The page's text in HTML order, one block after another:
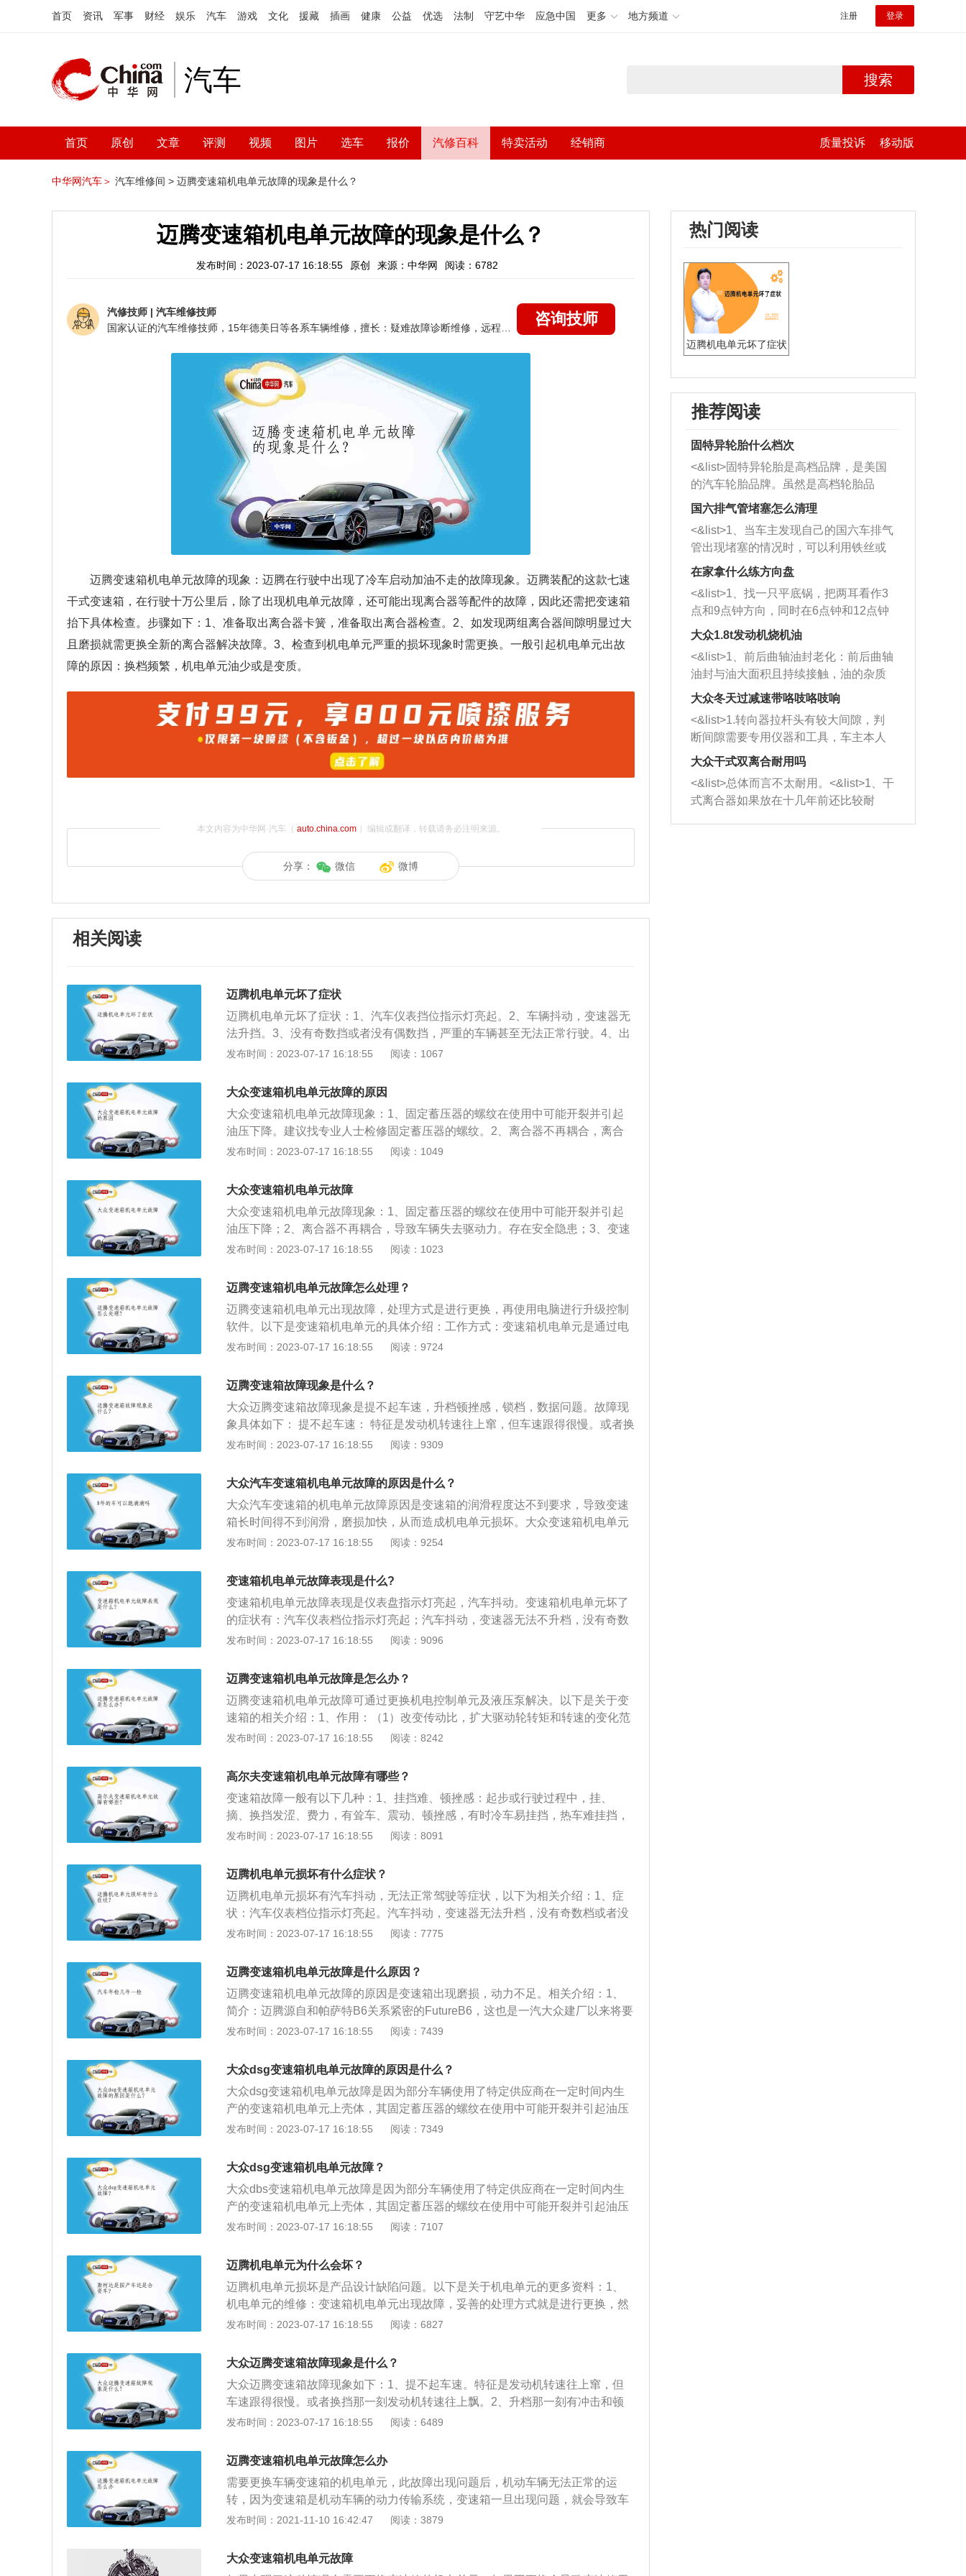
首页 资讯 军事 财经 娱乐 汽车 游戏 文化 援藏 插画 健康 公益 优选 法制 守艺中华 应急中国 更多 地方频道 注册 登录
汽车 搜索
首页 原创 文章 评测 视频 图片 选车 报价 汽修百科 特卖活动 经销商 质量投诉 移动版
中华网汽车＞ 汽车维修间 > 迈腾变速箱机电单元故障的现象是什么？
迈腾变速箱机电单元故障的现象是什么？
发布时间：2023-07-17 16:18:55 原创 来源：中华网 阅读：6782
汽修技师 | 汽车维修技师
咨询技师
迈腾变速箱机电单元故障的现象：迈腾在行驶中出现了冷车启动加油不走的故障现象。迈腾装配的这款七速
干式变速箱，在行驶十万公里后，除了出现机电单元故障，还可能出现离合器等配件的故障，因此还需把变速箱
抬下具体检查。步骤如下：1、准备取出离合器卡簧，准备取出离合器检查。2、如发现两组离合器间隙明显过大
且磨损就需更换全新的离合器解决故障。3、检查到机电单元严重的损坏现象时需更换。一般引起机电单元出故
障的原因：换档频繁，机电单元油少或是变质。
本文内容为中华网·汽车（ auto.china.com）编辑或翻译，转载请务必注明来源。
分享： 微信 微博
相关阅读
迈腾机电单元坏了症状
迈腾机电单元坏了症状：1、汽车仪表挡位指示灯亮起。2、车辆抖动，变速器无
法升挡。3、没有奇数挡或者没有偶数挡，严重的车辆甚至无法正常行驶。4、出
现无法挂接挡位等故障码。5、挂挡不走，部分档位缺失。6、无法挂入倒挡。机
更加的平稳，同时也能够更加的节省车辆燃油。我们只要在日常使用中对变速箱
多加以保护，在使用过程中规范使用，那么在整个车辆的使用过程中不仅仅是对
变速箱的寿命增加，而且也可以使机电单元的磨损减少。
发布时间：2023-07-17 16:18:55 阅读：1067
大众变速箱机电单元故障的原因
大众变速箱机电单元故障现象：1、固定蓄压器的螺纹在使用中可能开裂并引起
油压下降。建议找专业人士检修固定蓄压器的螺纹。2、离合器不再耦合，离合
器有一个圆盘。这个圆盘固定在发动机的飞轮压盘上。碟形弹簧负责压紧离合器
去驱动力，存在安全隐患。建议检修离合器。3、变速器没有单数或二数级。建
议检修变速器。4、仪表板上出现了变速器的各种故障代码。建议到4s店排除变
速器故障码。机电单元是操纵全自动变速箱一切正常运转的主要构件之一，机电
单元依靠继电器进而操纵自动变速箱工作中的全过程。机电单元键入电源电路接
纳感应器和其他设备键入的数据信号，随后对数据信号开展过虑解决和变大，再
干的，一种是湿的。干式双离合传动装置的离合器片不会浸在传动油中，而湿式
双离合传动装置的离合器片则浸在传动油中。干式双离合变速箱具有更高的换挡
速度和更高的挡位。湿式双离合器传动系统能够承受较大的转矩，这种传动系统
发布时间：2023-07-17 16:18:55 阅读：1049
大众变速箱机电单元故障
大众变速箱机电单元故障现象：1、固定蓄压器的螺纹在使用中可能开裂并引起
油压下降；2、离合器不再耦合，导致车辆失去驱动力。存在安全隐患；3、变速
器没有单数或二数级；4、仪表板上发生了变速器的各种故障代码。这些现象都
的修理效果。机电单元是操纵全自动变速箱一切正常运转的主要构件之一，机电
单元依靠继电器进而操纵自动变速箱工作中的全过程。机电单元键入电源电路接
纳感应器和其他设备键入的数据信号，随后对数据信号开展过虑解决和变大，再
转化成电子信号推动操纵的继电器工作中。
发布时间：2023-07-17 16:18:55 阅读：1023
迈腾变速箱机电单元故障怎么处理？
迈腾变速箱机电单元出现故障，处理方式是进行更换，再使用电脑进行升级控制
软件。以下是变速箱机电单元的具体介绍：工作方式：变速箱机电单元是通过电
磁阀来进行控制自动变速箱工作的一个过程，通过机电单元来进行输入电路，连
杂质然后进行放大。再转换成电信号驱动，给予电控阀工作。功能作用：使用机
电单元进行控制，能够精密的控制电磁阀，从而让变速箱更好更精准地进行工
作。让车辆行驶更加的平稳，同时也能够更加的节省车辆燃油。机电单元能够进
行连接系统，完整地实现电子换挡。拆掉变速箱的油底壳之后，能够看到机电单
元。在机电单元下方有铝制阀体，同时在内部有着圆柱形的柱塞。在阀体上拥有
发布时间：2023-07-17 16:18:55 阅读：9724
迈腾变速箱故障现象是什么？
大众迈腾变速箱故障现象是提不起车速，升档顿挫感，锁档，数据问题。故障现
象具体如下： 提不起车速： 特征是发动机转速往上窜，但车速跟得很慢。或者换
挡那一刻发动机转速往上飘。 升档有顿挫感： 升档那一刻有冲击和顿挫感。就是
往下沉，然后随着油门，又会重新拉起来。如果这时候发生冲击，也是变速箱的
问题。 锁档： 进入保护模式，变速箱在产生故障后，电脑就能检测到。越是高端
的汽车，电脑的检测能力越强，这时电脑就会把变速箱锁在三档或四档。
发布时间：2023-07-17 16:18:55 阅读：9309
大众汽车变速箱机电单元故障的原因是什么？
大众汽车变速箱的机电单元故障原因是变速箱的润滑程度达不到要求，导致变速
箱长时间得不到润滑，磨损加快，从而造成机电单元损坏。大众变速箱机电单元
故障现象一般有仪表档位故障灯亮起；变速箱没有奇数档或者偶数档；仪表出现
进行直接更换整个机电单元。机电单元的重要性：机电单元是控制自动变速箱正
常运作的重要部件之一，机电单元借助电磁阀从而控制自动变速器工作的过程。
机电单元输入电路接受传感器和其它装置输入的信号，然后对信号进行过滤处理
和放大，再转换成电信号驱动被控的电磁阀工作。如果出现故障则会导致变速箱
无法正常运作，会在日常驾驶中造成不便。机电单元的寿命一般在3年-4年，7万
长机电单元的寿命。
发布时间：2023-07-17 16:18:55 阅读：9254
变速箱机电单元故障表现是什么?
变速箱机电单元故障表现是仪表盘指示灯亮起，汽车抖动。变速箱机电单元坏了
的症状有：汽车仪表档位指示灯亮起；汽车抖动，变速器无法不升档，没有奇数
档或者没有偶数档，严重车辆可能无法正常行驶。解决方法：是到维修店用诊断
档位的故障码，或者是离合器不经意打开，离合器不经意闭合等故障码，那么就
可以判断是机电单元损坏造成。这时候更换机电控制单元就可以解决问题。如果
变速箱的机电单元损坏，那就需要更换，否则变速箱是无法正常工作。只有自动
变速箱才有机电单元，手动变速箱是没有机电单元。
发布时间：2023-07-17 16:18:55 阅读：9096
迈腾变速箱机电单元故障是怎么办？
迈腾变速箱机电单元故障可通过更换机电控制单元及液压泵解决。以下是关于变
速箱的相关介绍：1、作用：（1）改变传动比，扩大驱动轮转矩和转速的变化范
围；（2）在发动机旋转方向不变的情况下，使汽车能倒退行驶；（3）利用空
出。2、保养：（1）准确把握变速箱更换变速箱油液的周期；（2）把握变速箱
内机电单元液压油的换油周期；（3）正确地更换合适的变速箱油液。
发布时间：2023-07-17 16:18:55 阅读：8242
高尔夫变速箱机电单元故障有哪些？
变速箱故障一般有以下几种：1、挂挡难、顿挫感：起步或行驶过程中，挂、
摘、换挡发涩、费力，有耸车、震动、顿挫感，有时冷车易挂挡，热车难挂挡，
带有很多不适。2、变速箱异响、噪音大：车子在怠速时或行驶以及高负荷行驶
声。3、变速箱温度过高：行驶过程中电脑显示报警：变速箱温度过高；或行驶
一段后自己感觉变速箱过热，甚至烫手。
发布时间：2023-07-17 16:18:55 阅读：8091
迈腾机电单元损坏有什么症状？
迈腾机电单元损坏有汽车抖动，无法正常驾驶等症状，以下为相关介绍：1、症
状：汽车仪表档位指示灯亮起。汽车抖动，变速器无法升档，没有奇数档或者没
有偶数档，严重时车辆可能无法正常行驶。解决方法：到维修店用诊断仪进入变
挂接档位的故障码，或者是离合器不经意打开、离合器不经意闭合等故障码，那
么就可以判断是机电单元损坏造成。解决方法：更换机电控制单元即可。
发布时间：2023-07-17 16:18:55 阅读：7775
迈腾变速箱机电单元故障是什么原因？
迈腾变速箱机电单元故障的原因是变速箱出现磨损，动力不足。相关介绍：1、
简介：迈腾源自和帕萨特B6关系紧密的FutureB6，这也是一汽大众建厂以来将要
生产和销售的第一款B级轿车。据一汽大众解释，"迈"寓意自信、果决、动
生产，也就是Magotan迈腾系列。2、拓展：在巴黎车展上，大众第七代B级车正
式亮相。B7继续由一汽大众引进国内，并延续命名为Magotan迈腾。为了满足消
费者对舒适性的需求，B7还进行原生加长，媒体称为迈腾B7L，即全新迈腾。
发布时间：2023-07-17 16:18:55 阅读：7439
大众dsg变速箱机电单元故障的原因是什么？
大众dsg变速箱机电单元故障是因为部分车辆使用了特定供应商在一定时间内生
产的变速箱机电单元上壳体，其固定蓄压器的螺纹在使用中可能开裂并引起油压
下降，部分情况下造成离合器不再耦合，导致车辆失去驱动力，存在安全隐患。
车。Passat本意是一股南美洲季风的名字，每年均匀而稳定地从大西洋南部吹向
赤道方向，坚持而执着，恒久不变。2、企业标识：大众汽车公司(德文VolksWag
enwerk)，意为大众使用的汽车，汽车的标志历史曾发生过多次变化。标志大众L
OG0中的VW为全称中头一个字母，标志是由三个用中指和食指作出的“V”组成，
表示大众公司及其产品必胜-必胜-必胜。
发布时间：2023-07-17 16:18:55 阅读：7349
大众dsg变速箱机电单元故障？
大众dbs变速箱机电单元故障是因为部分车辆使用了特定供应商在一定时间内生
产的变速箱机电单元上壳体，其固定蓄压器的螺纹在使用中可能开裂并引起油压
下降，部分情况下造成离合器不再耦合，导致车辆失去驱动力，存在安全隐患。
轿车。Passat本意是一股南美洲季风的名字，每年均匀而稳定地从大西洋南部吹
向赤道方向，坚持而执着，恒久不变。2、企业标识：大众汽车公司（德文Volks
Wagenwerk），意为大众使用的汽车，汽车的标志历史曾发生过多次变化。今天
的标志大众LOGO中的VW为全称中头一个字母。标志象是由三个用中指和食指作
出的“V”组成，表示大众公司及其产品必胜－必胜－必胜。
发布时间：2023-07-17 16:18:55 阅读：7107
迈腾机电单元为什么会坏？
迈腾机电单元损坏是产品设计缺陷问题。以下是关于机电单元的更多资料：1、
机电单元的维修：变速箱机电单元出现故障，妥善的处理方式就是进行更换，然
后再使用电脑进行升级控制软件。2、作用：让车辆行驶更加的平稳，同时也能
制自动变速箱工作的一个过程，也就是通过机电单元来进行输入电路，连接传感
器和其他一些装置所输入过来的信号源。把这些信号源进行处理，过滤掉杂质然
后进行放大。最后再转换成电信号驱动，给与电控阀工作。使用机电单元进行控
制，能够精密的控制电磁阀，从而让变速箱更好更精准地进行工作。
发布时间：2023-07-17 16:18:55 阅读：6827
大众迈腾变速箱故障现象是什么？
大众迈腾变速箱故障现象如下：1、提不起车速。特征是发动机转速往上窜，但
车速跟得很慢。或者换挡那一刻发动机转速往上飘。2、升档那一刻有冲击和顿
挫感。就是说把档位从P拨到D或者R的时候，发生冲击，或者是升档那一下，发
是变速箱的问题。3、锁档。进入保护模式，变速箱在产生故障后，电脑就能检
测到。越是高端的汽车，电脑的检测能力越强，这时电脑就会把变速箱锁在三档
或四档。4、第二级氧传感器将不能正确提供数据给行车电脑，这样混合气浓度
就会出现过稀或者过浓，过稀会造成点火困难、行驶无力、发动机放炮等，过浓
会增加油耗、燃烧不完全、汽缸、火花塞积碳严重等。
发布时间：2023-07-17 16:18:55 阅读：6489
迈腾变速箱机电单元故障怎么办
需要更换车辆变速箱的机电单元，此故障出现问题后，机动车辆无法正常的运
转，因为变速箱是机动车辆的动力传输系统，变速箱一旦出现问题，就会导致车
辆无法行驶，无法切换档位，造成影响。一汽大众品牌旗下的迈腾车型是一款中
增压发动机，匹配了干式双离合变速箱和湿式双离合变速箱，车辆的驱动方式使
用的是两驱，车辆的能源类型使用的是汽油，机动车辆的车身结构是一款5门5座
发布时间：2021-11-10 16:42:47 阅读：3879
大众变速箱机电单元故障
热门阅读
迈腾机电单元坏了症状
推荐阅读
固特异轮胎什么档次
<&list>固特异轮胎是高档品牌，是美国
的汽车轮胎品牌。虽然是高档轮胎品
牌，但是中高低端的轮胎都有生产，这
也是为了更好的开拓市场。
国六排气管堵塞怎么清理
<&list>1、当车主发现自己的国六车排气
管出现堵塞的情况时，可以利用铁丝或
者是细棍，直接将杂物给取出来，如果
堵塞情况比较严重，也可以采取应急措
施。 <&list>2、直接利用木棍将所有的
杂物推到排气管里面的位置处，然后将
三元催化器拆解开，就可以将堵塞的东
西取出来。但如果是因为积碳过多引起
的堵塞，就需要将三元催化器泡在草酸
洗剂对堵塞的情况得到解决，将清洗剂
放在燃油箱中，与燃油混合后，车辆启
动时，就可以和汽油一起进入到燃烧
室，最后形成废气排出，就可以让三元
催化器得到清洗，排气管堵塞的情况就
能够得到解决。
在家拿什么练方向盘
<&list>1、找一只平底锅，把两耳看作3
点和9点钟方向，同时在6点钟和12点钟
方向做一个标记。 <&list>2、双手握住
一圈半的练习，往右同样也要打相同的
圈数。 <&list>3、最后强调要反复练
习，这样就可以形成肌肉记忆，在真实
驾驶车辆时，不需要记忆也能打好方
向。
大众1.8t发动机烧机油
<&list>1、前后曲轴油封老化：前后曲轴
油封与油大面积且持续接触，油的杂质
和发动机内持续温度变化使其密封效果
逐渐减弱，导致渗油或漏油。<&list>2、
活塞间隙过大：积碳会使活塞环与缸体
的间隙扩大，导致机油流入燃烧室中，
造成烧机油。<&list>3、机油粘度。使用
机油粘度过小的话，同样会有烧机油现
象，机油粘度过小具有很好的流动性，
大众冬天过减速带咯吱咯吱响
<&list>1.转向器拉杆头有较大间隙，判
断间隙需要专用仪器和工具，车主本人
无法制作，需要将车辆送到修理厂或4s
店；<&list>2.车辆半轴套管防尘罩破
裂，破裂后会出现漏油现象，使半轴磨
损严重，磨损的半轴容易损坏，产生异
响；<&list>3.稳定器的转向胶套和球头
大众干式双离合耐用吗
<&list>总体而言不太耐用。<&list>1、干
式离合器如果放在十几年前还比较耐